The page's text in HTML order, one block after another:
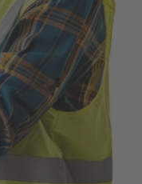
oder
Dächer
und
im